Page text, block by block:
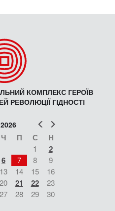
КОМПЛЕКС ГЕРОЇВ
РЕВОЛЮЦІЇ ГІДНОСТІ
Попер
Ч П С Н
1 2
6 7 8
9
13 14 15
16
20 21 22
23
27 28 29
30